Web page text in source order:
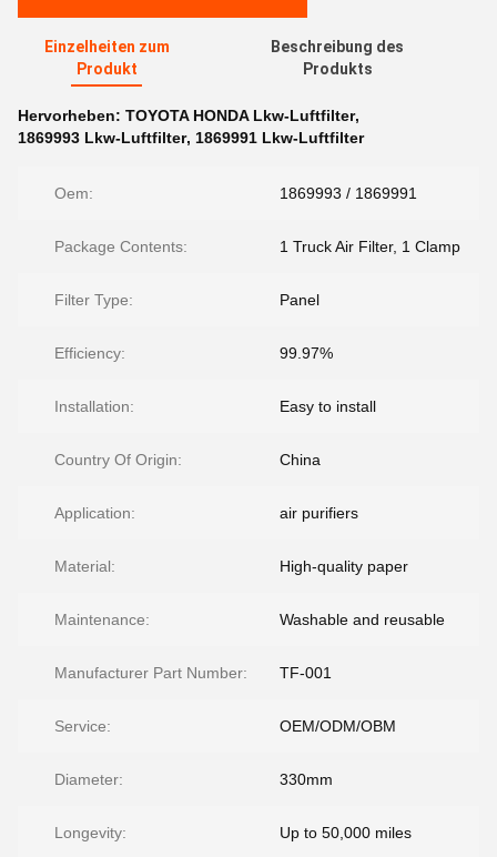
Einzelheiten zum
Produkt
Beschreibung des
Produkts
Hervorheben: TOYOTA HONDA Lkw-Luftfilter,
1869993 Lkw-Luftfilter, 1869991 Lkw-Luftfilter
Oem: 1869993 / 1869991
Package Contents: 1 Truck Air Filter, 1 Clamp
Filter Type: Panel
Efficiency: 99.97%
Installation: Easy to install
Country Of Origin: China
Application: air purifiers
Material: High-quality paper
Maintenance: Washable and reusable
Manufacturer Part Number: TF-001
Service: OEM/ODM/OBM
Diameter: 330mm
Longevity: Up to 50,000 miles